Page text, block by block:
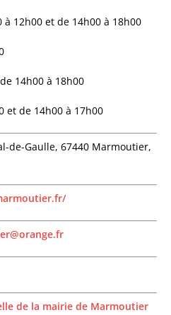
12h00 et de 14h00 à 18h00
14h00 à 18h00
et de 14h00 à 17h00
de-Gaulle, 67440 Marmoutier,
de la mairie de Marmoutier